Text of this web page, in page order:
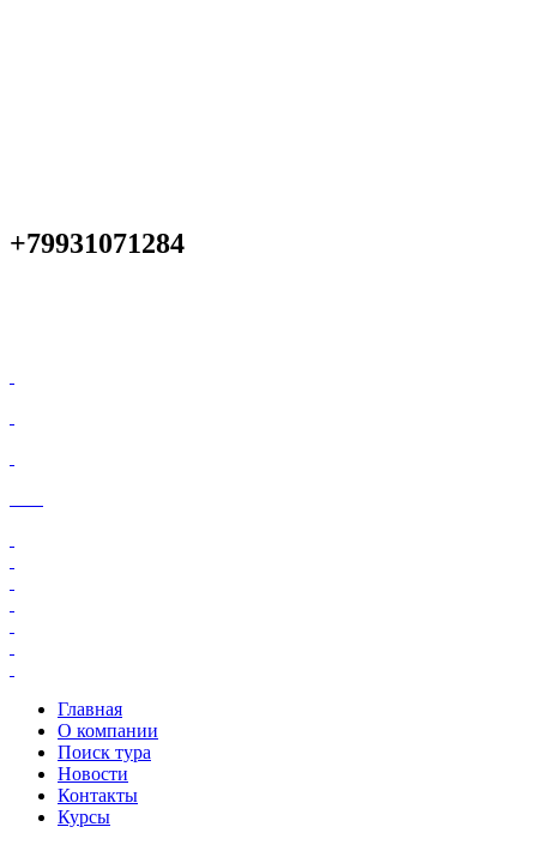
+79931071284
Главная
О компании
Поиск тура
Новости
Контакты
Курсы